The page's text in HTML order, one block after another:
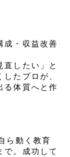
成・収益改善
直したい」と
たプロが、
る体質へと作
ら動く教育
で。成功して